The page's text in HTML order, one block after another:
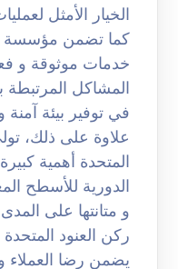
الخيار الأمثل
كما تضمن مؤسسة
خدمات موثوقة و
المشاكل المرتبطة
في توفير بيئة
علاوة على ذلك،
المتحدة أهمية
الدورية للأسطح
و متانتها على
ركن العنود
يضمن رضا العملاء